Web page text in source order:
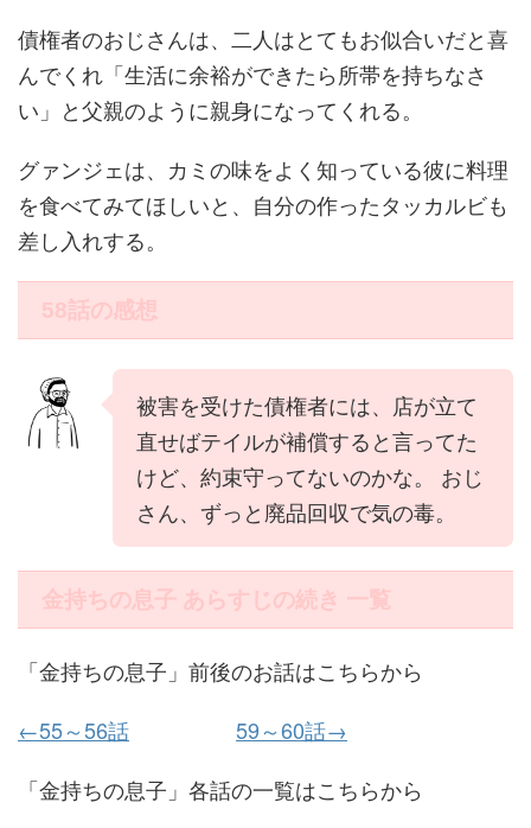
債権者のおじさんは、二人はとてもお似合いだと喜
んでくれ「生活に余裕ができたら所帯を持ちなさ
い」と父親のように親身になってくれる。
グァンジェは、カミの味をよく知っている彼に料理
を食べてみてほしいと、自分の作ったタッカルビも
差し入れする。
58話の感想
被害を受けた債権者には、店が立て
直せばテイルが補償すると言ってた
けど、約束守ってないのかな。 おじ
さん、ずっと廃品回収で気の毒。
金持ちの息子 あらすじの続き 一覧
「金持ちの息子」前後のお話はこちらから
←55～56話
59～60話→
「金持ちの息子」各話の一覧はこちらから